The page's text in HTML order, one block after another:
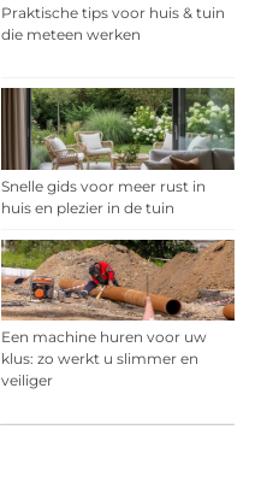
Praktische tips voor huis & tuin
die meteen werken
Snelle gids voor meer rust in
huis en plezier in de tuin
Een machine huren voor uw
klus: zo werkt u slimmer en
veiliger